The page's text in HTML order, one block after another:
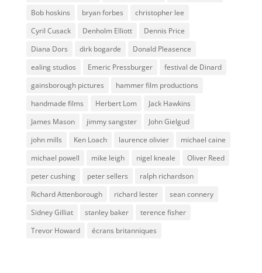
Bob hoskins
bryan forbes
christopher lee
Cyril Cusack
Denholm Elliott
Dennis Price
Diana Dors
dirk bogarde
Donald Pleasence
ealing studios
Emeric Pressburger
festival de Dinard
gainsborough pictures
hammer film productions
handmade films
Herbert Lom
Jack Hawkins
James Mason
jimmy sangster
John Gielgud
john mills
Ken Loach laurence olivier
michael caine
michael powell
mike leigh nigel kneale
Oliver Reed
peter cushing
peter sellers
ralph richardson
Richard Attenborough
richard lester
sean connery
Sidney Gilliat
stanley baker
terence fisher
Trevor Howard
écrans britanniques